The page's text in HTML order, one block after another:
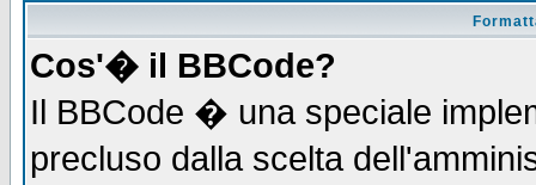
Cos'� il BBCode?
Il BBCode � una speciale
precluso dalla scelta